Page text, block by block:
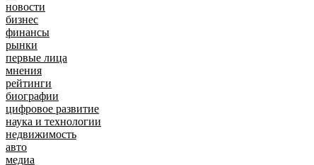
новости
бизнес
финансы
рынки
первые лица
мнения
рейтинги
биографии
цифровое развитие
наука и технологии
недвижимость
авто
медиа